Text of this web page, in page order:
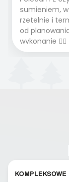
sumieniem,
rzetelnie i
od
wykonanie 👍🏻
KOMPLEKSOWE